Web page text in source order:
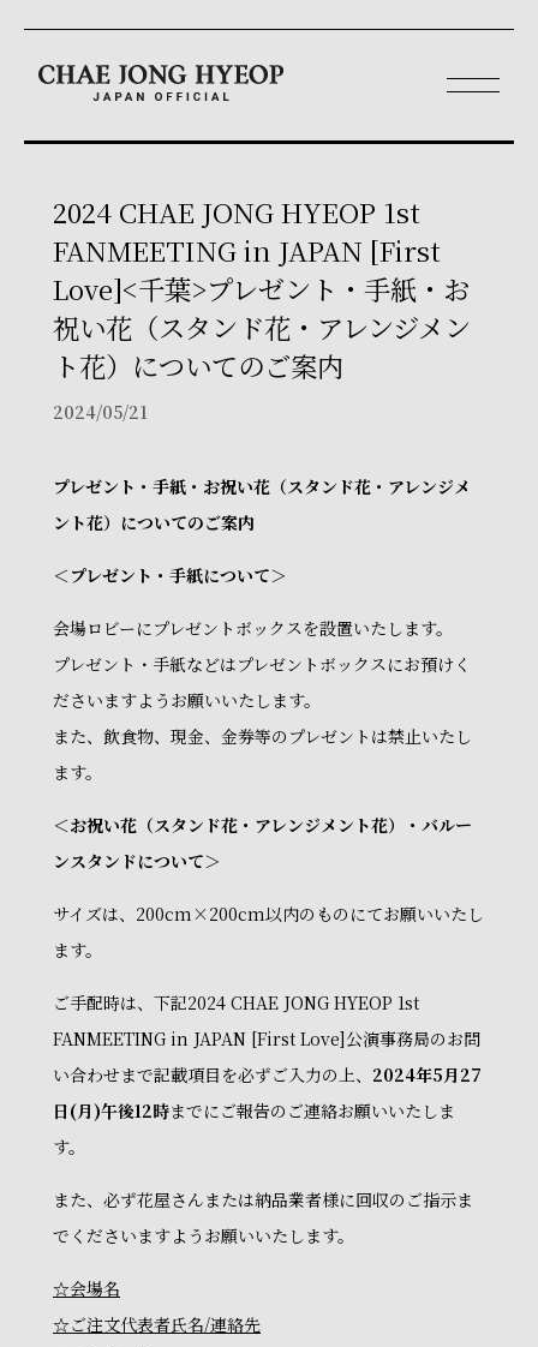
2024 CHAE JONG HYEOP 1st
FANMEETING in JAPAN [First
Love]<千葉>プレゼント・手紙・お
祝い花（スタンド花・アレンジメン
ト花）についてのご案内
2024/05/21
プレゼント・手紙・お祝い花（スタンド花・アレンジメ
ント花）についてのご案内
＜プレゼント・手紙について＞
会場ロビーにプレゼントボックスを設置いたします。
プレゼント・手紙などはプレゼントボックスにお預けく
ださいますようお願いいたします。
また、飲食物、現金、金券等のプレゼントは禁止いたし
ます。
＜お祝い花（スタンド花・アレンジメント花）・バルー
ンスタンドについて＞
サイズは、200cm×200cm以内のものにてお願いいたし
ます。
ご手配時は、下記2024 CHAE JONG HYEOP 1st
FANMEETING in JAPAN [First Love]公演事務局のお問
い合わせまで記載項目を必ずご入力の上、 2024年5月27
日(月)午後12時までにご報告のご連絡お願いいたしま
す。
また、必ず花屋さんまたは納品業者様に回収のご指示ま
でくださいますようお願いいたします。
☆会場名
☆ご注文代表者氏名/連絡先